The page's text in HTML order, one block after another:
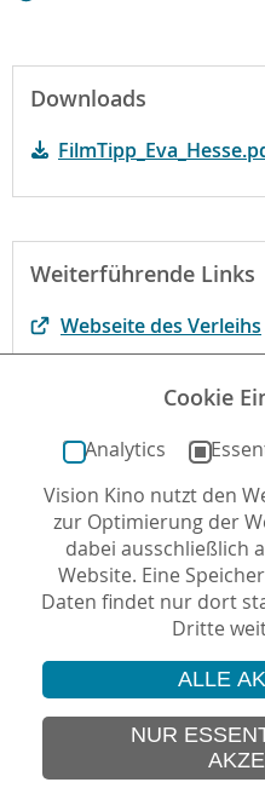
Downloads
Weiterführende Links
Webseite des Verleihs
Der Film bei
Autor*in: Philipp Bühler ,
Aktualisierung: 29.11.2021
© 2026
Cookie
Analytics
Vision Kino nutzt den
zur Optimierung der
dabei ausschließlich
Website. Eine
Daten findet nur dort
Dritte
ALLE
NUR